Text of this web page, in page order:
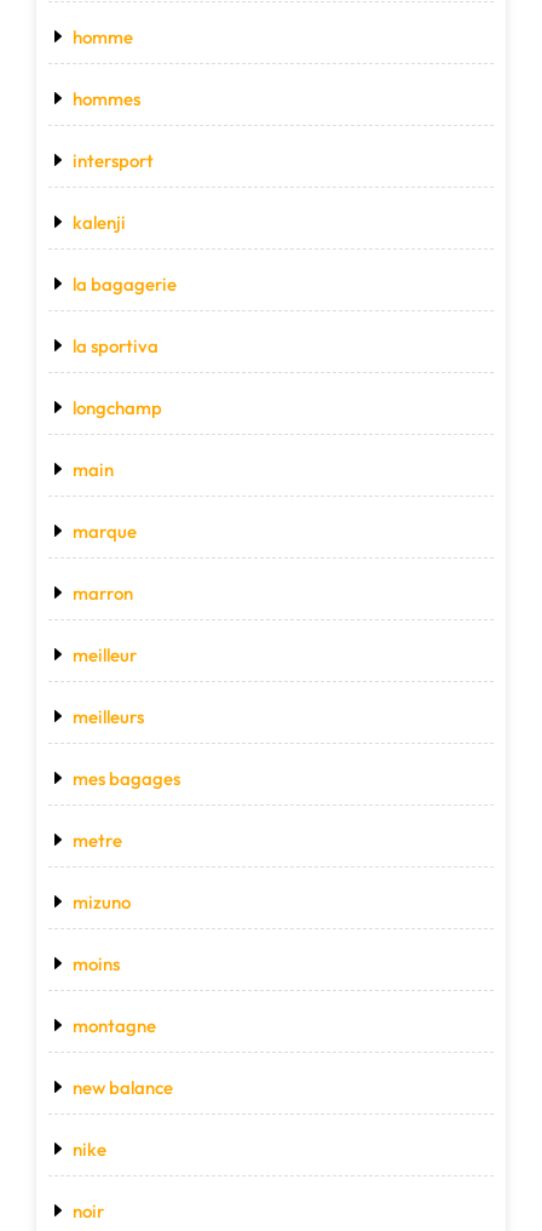
homme
hommes
intersport
kalenji
la bagagerie
la sportiva
longchamp
main
marque
marron
meilleur
meilleurs
mes bagages
metre
mizuno
moins
montagne
new balance
nike
noir